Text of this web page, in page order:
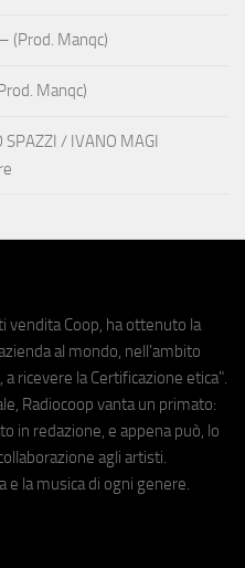
(Prod. Manqc)
Manqc)
SPAZZI / IVANO MAGI
vendita Coop, ha ottenuto la
al mondo, nell'ambito
ricevere la Certificazione etica".
Radiocoop vanta un primato:
in redazione, e appena può, lo
agli artisti.
e la musica di ogni genere.